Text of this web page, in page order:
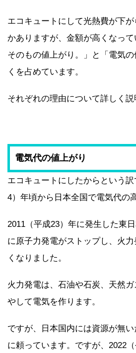
エコキュートにして光熱費が下
かありますが、金額が高くなっ
そのもの値上がり。」と「電気
くを占めています。
それぞれの理由について詳しく説
電気代の値上がり
エコキュートにしたからという
4）年頃から日本全国で電気代の
2011（平成23）年に発生した東
に原子力発電がストップし、火
くなりました。
火力発電は、石油や石炭、天然
やして電気を作ります。
ですが、日本国内には資源が無
に頼っています。ですが、2022